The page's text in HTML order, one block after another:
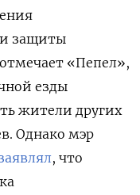
и защиты
«Пепел»,
езды
жители других
Однако мэр
, что